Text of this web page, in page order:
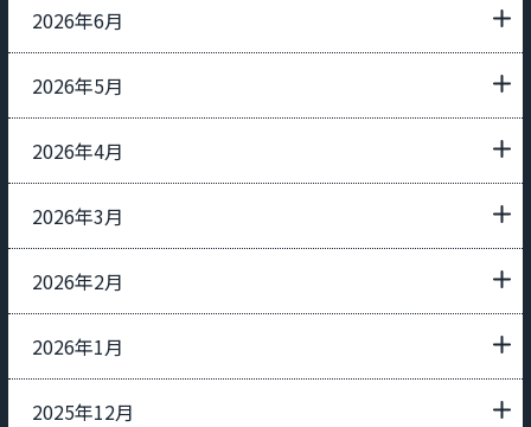
2026年6月
2026年5月
2026年4月
2026年3月
2026年2月
2026年1月
2025年12月